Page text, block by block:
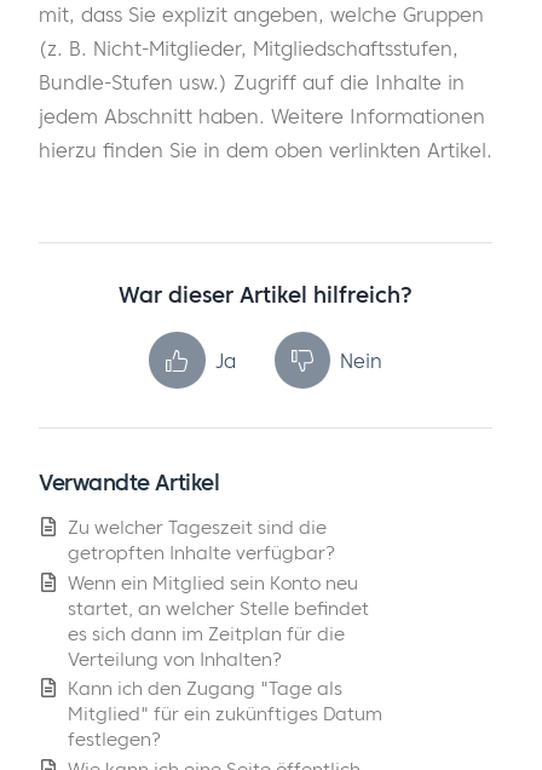
mit, dass Sie explizit angeben, welche Gruppen
(z. B. Nicht-Mitglieder, Mitgliedschaftsstufen,
Bundle-Stufen usw.) Zugriff auf die Inhalte in
jedem Abschnitt haben. Weitere Informationen
hierzu finden Sie in dem oben verlinkten Artikel.
War dieser Artikel hilfreich?
Ja Nein
Verwandte Artikel
Zu welcher Tageszeit sind die
getropften Inhalte verfügbar?
Wenn ein Mitglied sein Konto neu
startet, an welcher Stelle befindet
es sich dann im Zeitplan für die
Verteilung von Inhalten?
Kann ich den Zugang "Tage als
Mitglied" für ein zukünftiges Datum
festlegen?